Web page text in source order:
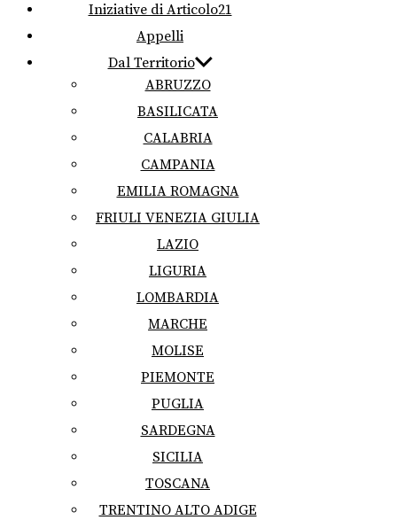
Iniziative di Articolo21
Appelli
Dal Territorio
ABRUZZO
BASILICATA
CALABRIA
CAMPANIA
EMILIA ROMAGNA
FRIULI VENEZIA GIULIA
LAZIO
LIGURIA
LOMBARDIA
MARCHE
MOLISE
PIEMONTE
PUGLIA
SARDEGNA
SICILIA
TOSCANA
TRENTINO ALTO ADIGE